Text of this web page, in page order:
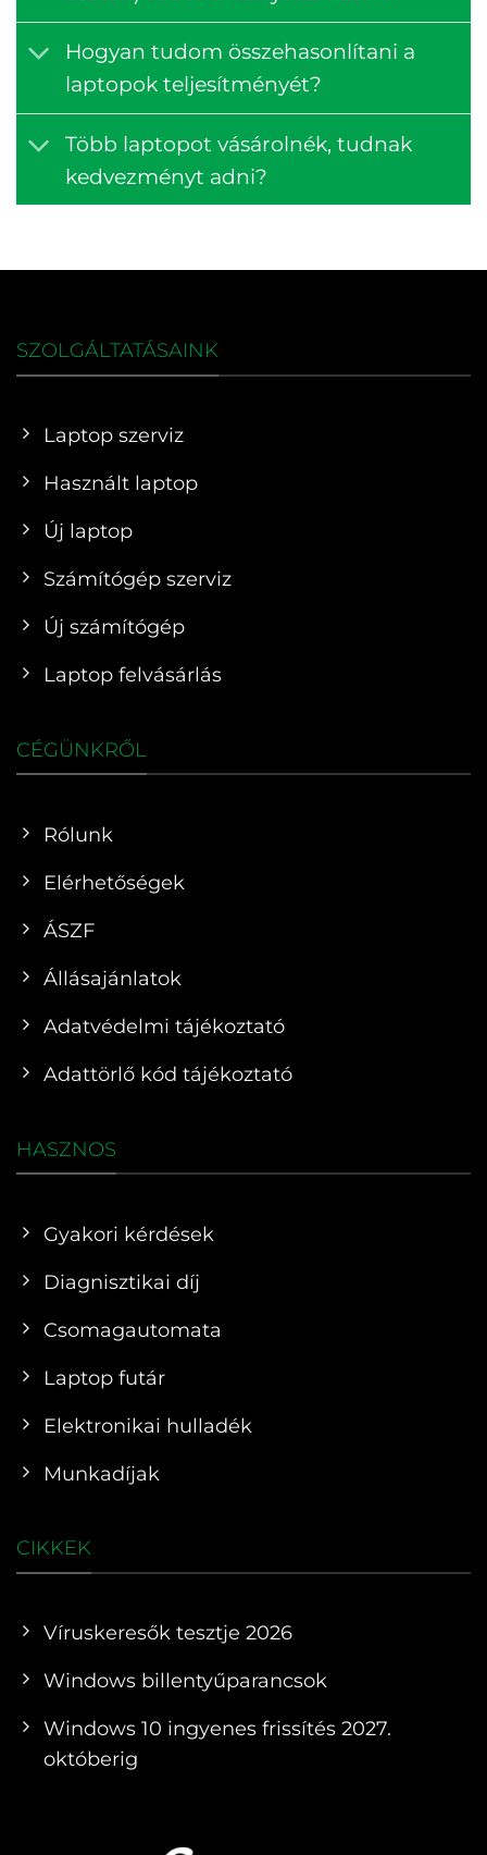
Hogyan tudom összehasonlítani a
laptopok teljesítményét?
Több laptopot vásárolnék, tudnak
kedvezményt adni?
SZOLGÁLTATÁSAINK
Laptop szerviz
Használt laptop
Új laptop
Számítógép szerviz
Új számítógép
Laptop felvásárlás
CÉGÜNKRŐL
Rólunk
Elérhetőségek
ÁSZF
Állásajánlatok
Adatvédelmi tájékoztató
Adattörlő kód tájékoztató
HASZNOS
Gyakori kérdések
Diagnisztikai díj
Csomagautomata
Laptop futár
Elektronikai hulladék
Munkadíjak
CIKKEK
Víruskeresők tesztje 2026
Windows billentyűparancsok
Windows 10 ingyenes frissítés 2027.
októberig